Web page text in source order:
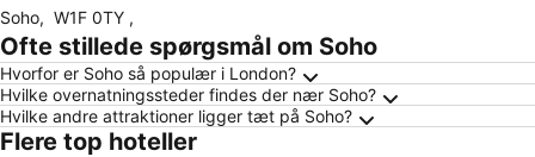
Soho, W1F 0TY ,
Ofte stillede spørgsmål om Soho
Hvorfor er Soho så populær i London?
Hvilke overnatningssteder findes der nær Soho?
Hvilke andre attraktioner ligger tæt på Soho?
Flere top hoteller